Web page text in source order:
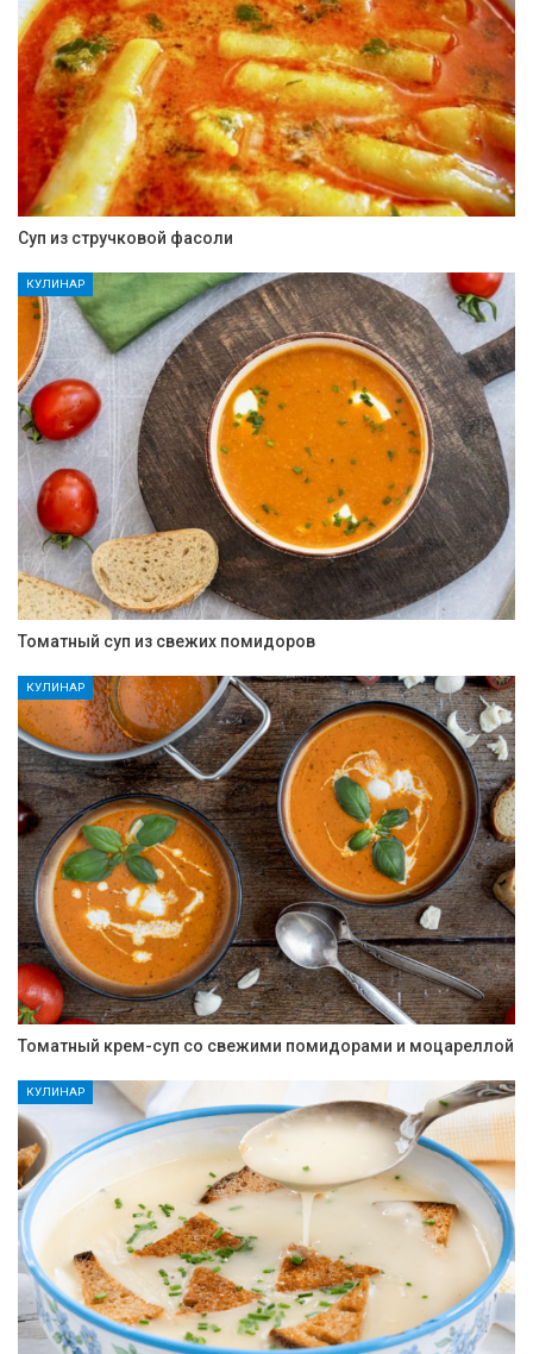
Суп из стручковой фасоли
КУЛИНАР
Томатный суп из свежих помидоров
КУЛИНАР
Томатный крем-суп со свежими помидорами и моцареллой
КУЛИНАР